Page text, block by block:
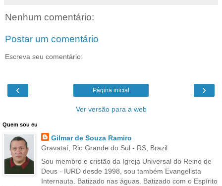
Nenhum comentário:
Postar um comentário
Escreva seu comentário:
‹ ›
Página inicial
Ver versão para a web
Quem sou eu
Gilmar de Souza Ramiro
Gravataí, Rio Grande do Sul - RS, Brazil
Sou membro e cristão da Igreja Universal do Reino de
Deus - IURD desde 1998, sou também Evangelista
Internauta. Batizado nas águas. Batizado com o Espírito